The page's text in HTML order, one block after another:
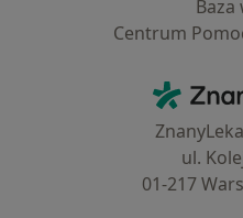
Baza
Centrum
ul.
01-217